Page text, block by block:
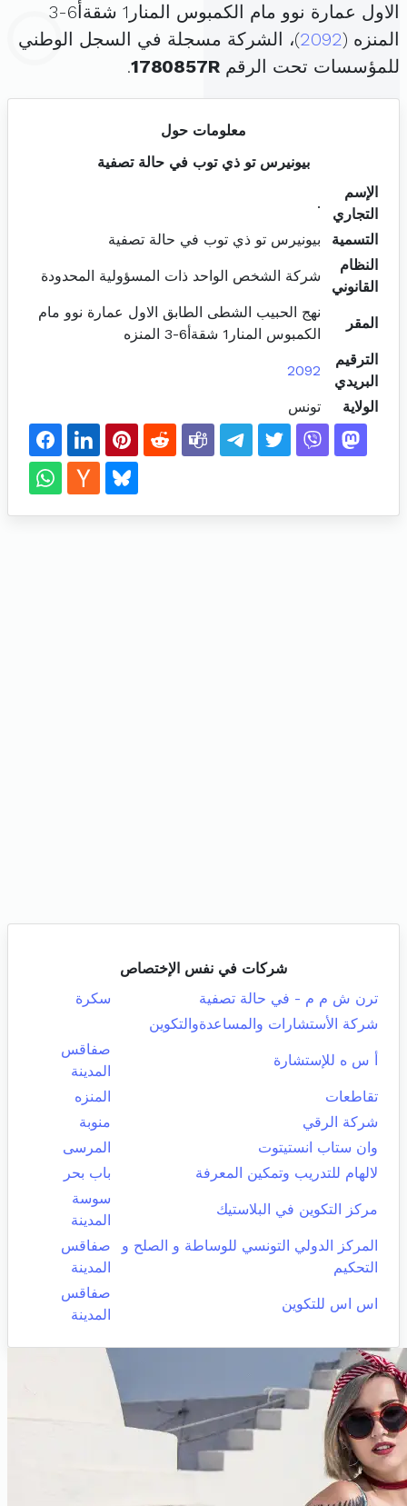
الاول عمارة نوو مام الكمبوس المنار1 شقةأ6-3
المنزه (2092)، الشركة مسجلة في السجل الوطني
للمؤسسات تحت الرقم 1780857R
.
معلومات حول
بيونيرس تو ذي توب في حالة تصفية
الإسم
التجاري
.
التسمية
بيونيرس تو ذي توب في حالة تصفية
النظام
القانوني
شركة الشخص الواحد ذات المسؤولية المحدودة
المقر
نهج الحبيب الشطى الطابق الاول عمارة نوو مام
الكمبوس المنار1 شقةأ6-3 المنزه
الترقيم
البريدي
2092
الولاية تونس
شركات في نفس الإختصاص
ترن ش م م - في حالة تصفية
سكرة
شركة الأستشارات والمساعدةوالتكوين
أ س ه للإستشارة
صفاقس
المدينة
تقاطعات
المنزه
شركة الرقي
منوبة
وان ستاب انستيتوت
المرسى
لالهام للتدريب وتمكين المعرفة
باب بحر
مركز التكوين في البلاستيك
سوسة
المدينة
المركز الدولي التونسي للوساطة و الصلح و
التحكيم
صفاقس
المدينة
اس اس للتكوين
صفاقس
المدينة